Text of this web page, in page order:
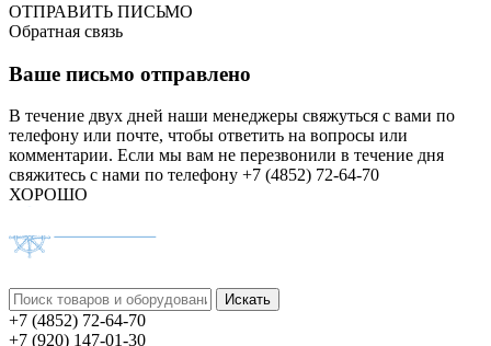
ОТПРАВИТЬ ПИСЬМО
Обратная связь
Ваше письмо отправлено
В течение двух дней наши менеджеры свяжуться с вами по
телефону или почте, чтобы ответить на вопросы или
комментарии. Если мы вам не перезвонили в течение дня
свяжитесь с нами по телефону +7 (4852) 72-64-70
ХОРОШО
+7 (4852) 72-64-70
+7 (920) 147-01-30